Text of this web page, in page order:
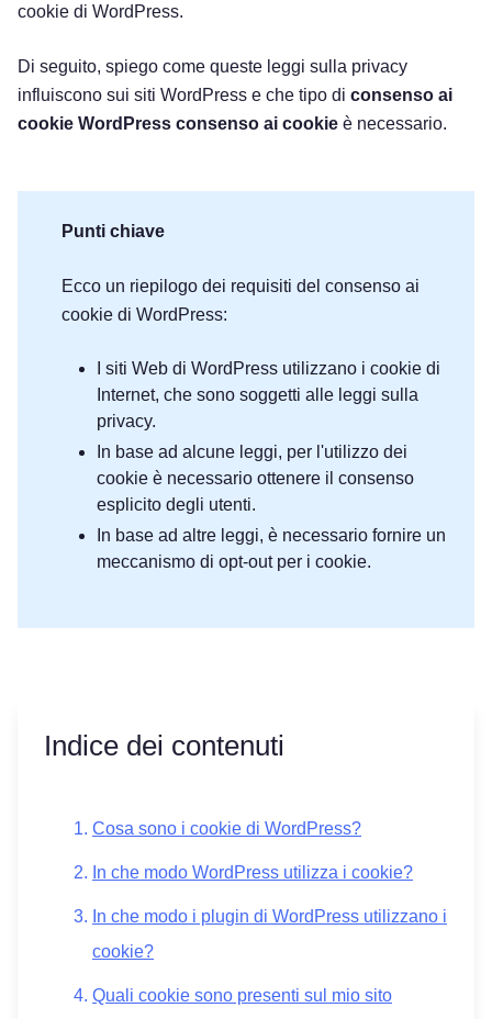
cookie di WordPress.
Di seguito, spiego come queste leggi sulla privacy
influiscono sui siti WordPress e che tipo di consenso ai
cookie WordPress consenso ai cookie è necessario.
Punti chiave
Ecco un riepilogo dei requisiti del consenso ai
cookie di WordPress:
I siti Web di WordPress utilizzano i cookie di
Internet, che sono soggetti alle leggi sulla
privacy.
In base ad alcune leggi, per l'utilizzo dei
cookie è necessario ottenere il consenso
esplicito degli utenti.
In base ad altre leggi, è necessario fornire un
meccanismo di opt-out per i cookie.
Indice dei contenuti
Cosa sono i cookie di WordPress?
In che modo WordPress utilizza i cookie?
In che modo i plugin di WordPress utilizzano i
cookie?
Quali cookie sono presenti sul mio sito